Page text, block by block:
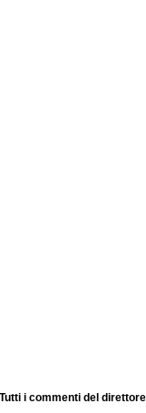
Tutti i commenti del direttore